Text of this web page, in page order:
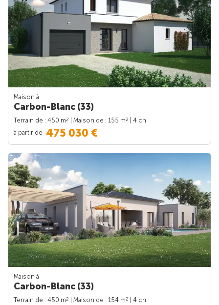
Maison à
Carbon-Blanc (33)
Terrain de : 450 m2 | Maison de : 155 m2
| 4 ch.
à partir de 475 030 €
Maison à
Carbon-Blanc (33)
Terrain de : 450 m2 | Maison de : 154 m2
| 4 ch.